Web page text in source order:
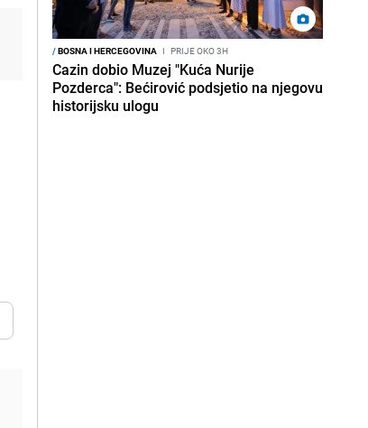
/BOSNA I HERCEGOVINA I PRIJE OKO 3H
Cazin dobio Muzej "Kuća Nurije
Pozderca": Bećirović podsjetio na njegovu
historijsku ulogu